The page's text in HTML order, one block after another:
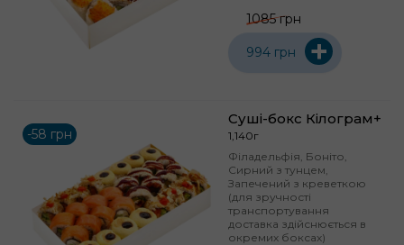
1085 грн
994 грн +
-58 грн
Суші-бокс Кілограм+
1,140г
Філадельфія, Боніто,
Сирний з тунцем,
Запечений з креветкою
(для зручності
транспортування
доставка здійснюється в
окремих боксах)